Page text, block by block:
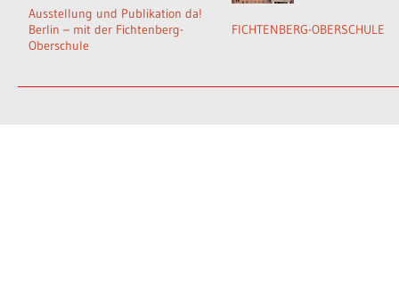
Ausstellung und Publikation da!
Berlin – mit der Fichtenberg-
Oberschule
FICHTENBERG-OBERSCHULE